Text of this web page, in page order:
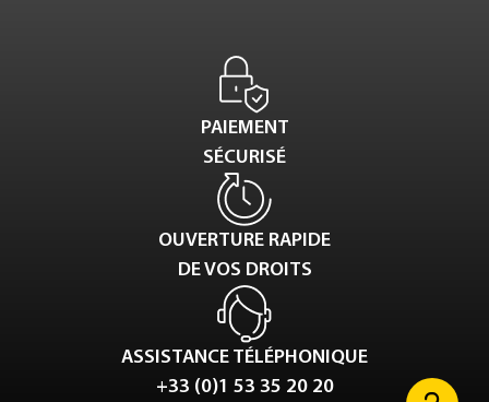
PAIEMENT
SÉCURISÉ
OUVERTURE RAPIDE
DE VOS DROITS
ASSISTANCE TÉLÉPHONIQUE
+33 (0)1 53 35 20 20